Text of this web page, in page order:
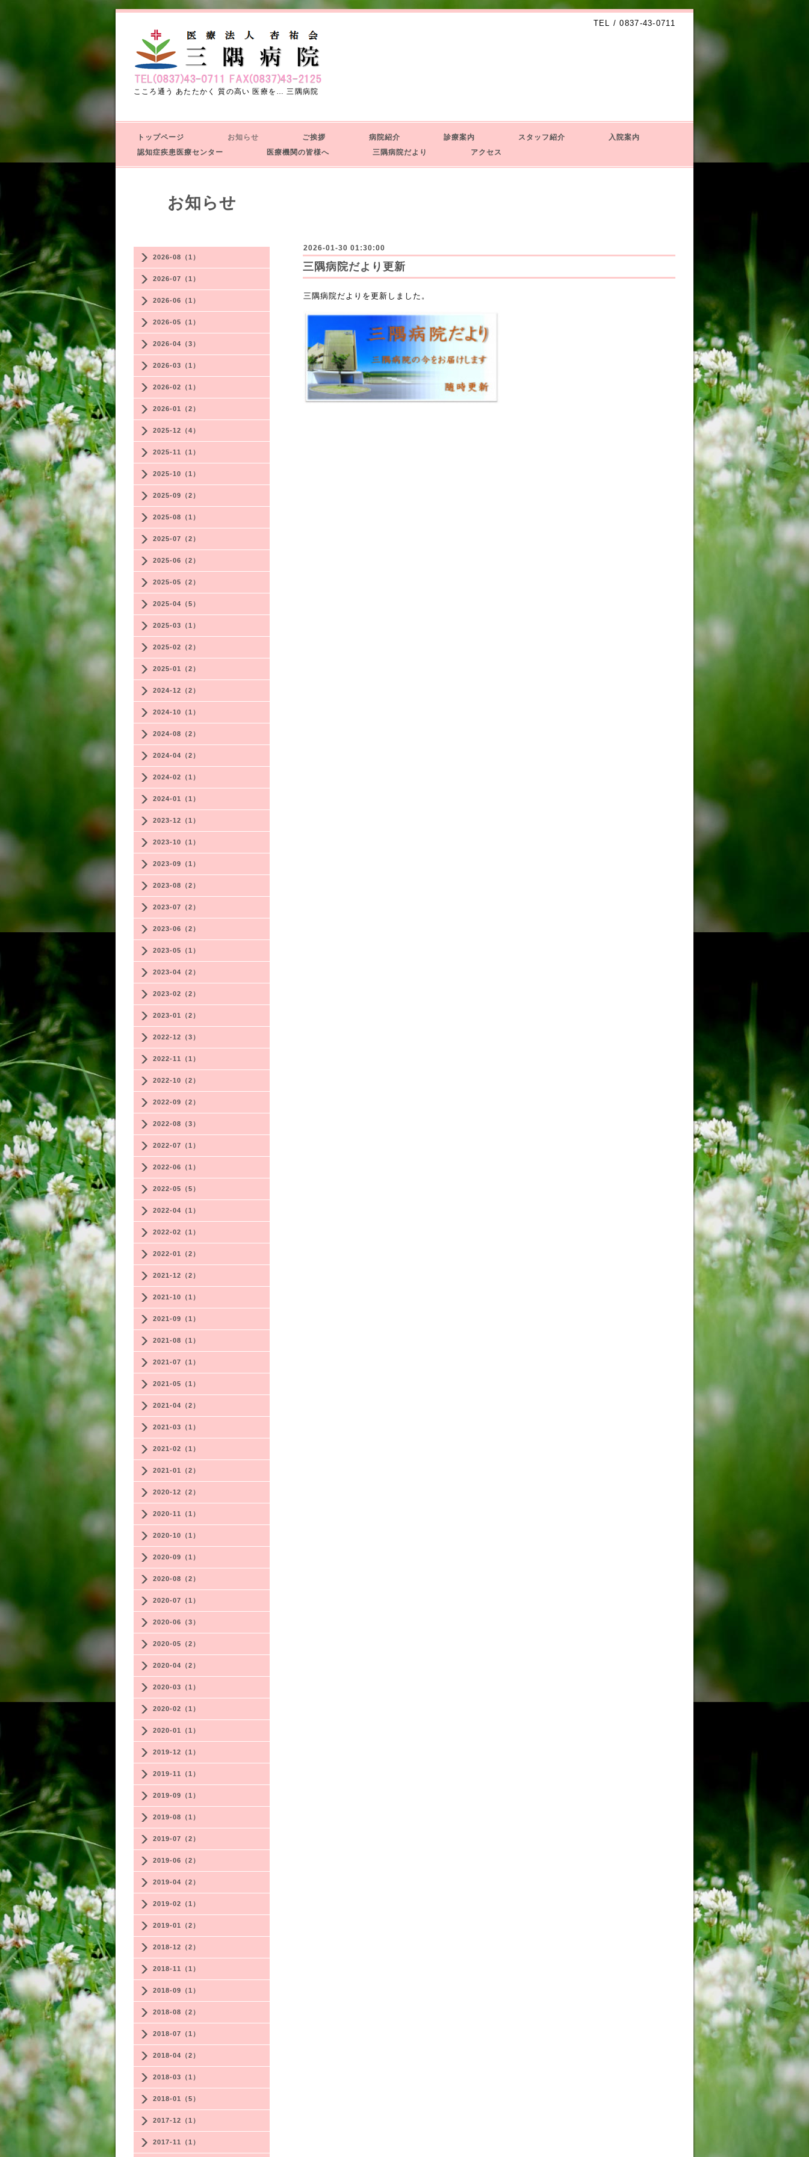
TEL / 0837-43-0711
こころ通う あたたかく 質の高い 医療を… 三隅病院
トップページ お知らせ ご挨拶 病院紹介 診療案内 スタッフ紹介
入院案内
認知症疾患医療センター
医療機関の皆様へ 三隅病院だより アクセス
2026-08（1）
2026-07（1）
2026-06（1）
2026-05（1）
2026-04（3）
2026-03（1）
2026-02（1）
2026-01（2）
2025-12（4）
2025-11（1）
2025-10（1）
2025-09（2）
2025-08（1）
2025-07（2）
2025-06（2）
2025-05（2）
2025-04（5）
2025-03（1）
2025-02（2）
2025-01（2）
2024-12（2）
2024-10（1）
2024-08（2）
2024-04（2）
2024-02（1）
2024-01（1）
2023-12（1）
2023-10（1）
2023-09（1）
2023-08（2）
2023-07（2）
2023-06（2）
2023-05（1）
2023-04（2）
2023-02（2）
2023-01（2）
2022-12（3）
2022-11（1）
2022-10（2）
2022-09（2）
2022-08（3）
2022-07（1）
2022-06（1）
2022-05（5）
2022-04（1）
2022-02（1）
2022-01（2）
2021-12（2）
2021-10（1）
2021-09（1）
2021-08（1）
2021-07（1）
2021-05（1）
2021-04（2）
2021-03（1）
2021-02（1）
2021-01（2）
2020-12（2）
2020-11（1）
2020-10（1）
2020-09（1）
2020-08（2）
2020-07（1）
2020-06（3）
2020-05（2）
2020-04（2）
2020-03（1）
2020-02（1）
2020-01（1）
2019-12（1）
2019-11（1）
2019-09（1）
2019-08（1）
2019-07（2）
2019-06（2）
2019-04（2）
2019-02（1）
2019-01（2）
2018-12（2）
2018-11（1）
2018-09（1）
2018-08（2）
2018-07（1）
2018-04（2）
2018-03（1）
2018-01（5）
2017-12（1）
2017-11（1）
お知らせ
2026-01-30 01:30:00
三隅病院だより更新
三隅病院だよりを更新しました。